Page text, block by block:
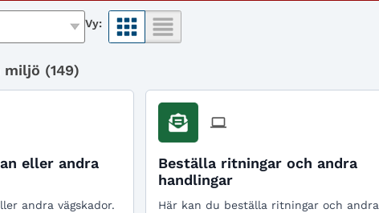
Vy:
miljö (149)
eller andra
andra vägskador.
Beställa ritningar och andra
handlingar
Här kan du beställa ritningar och andra